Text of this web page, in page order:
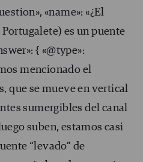
«name»: «¿El
es un puente
{ «@type»:
mencionado el
que se mueve en vertical
sumergibles del canal
suben, estamos casi
“levado” de